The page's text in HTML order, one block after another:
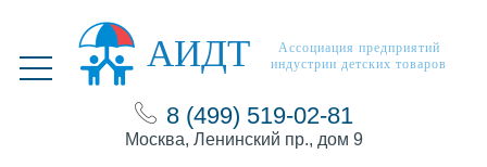
АИДТ
Ассоциация предприятий
индустрии детских товаров
8 (499) 519-02-81
Москва, Ленинский пр., дом 9